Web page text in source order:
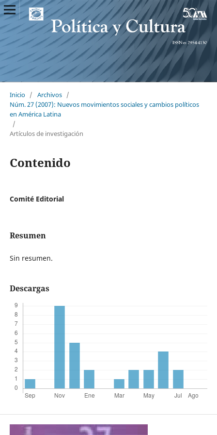
Inicio / Archivos /
Núm. 27 (2007): Nuevos movimientos sociales y cambios políticos
en América Latina
/
Artículos de investigación
Contenido
Comité Editorial
Resumen
Sin resumen.
Descargas